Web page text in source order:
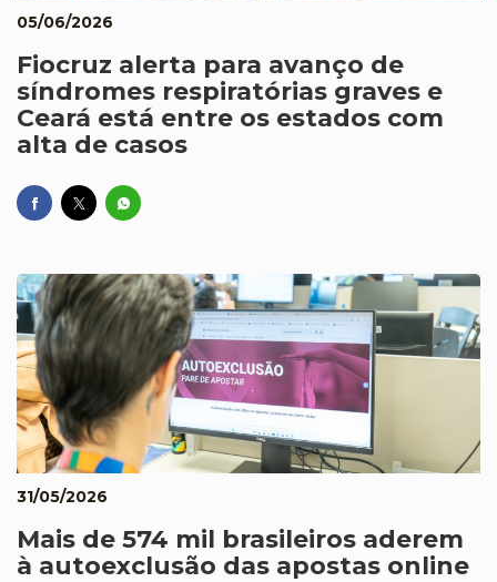
05/06/2026
Fiocruz alerta para avanço de
síndromes respiratórias graves e
Ceará está entre os estados com
alta de casos
31/05/2026
Mais de 574 mil brasileiros aderem
à autoexclusão das apostas online